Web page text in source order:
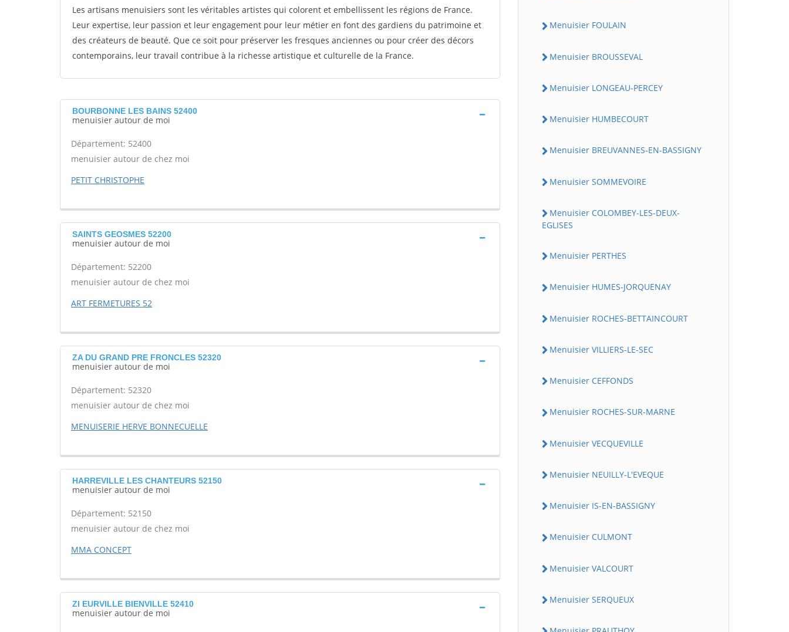
Les artisans menuisiers sont les véritables artistes qui colorent et embellissent les régions de France.
Leur expertise, leur passion et leur engagement pour leur métier en font des gardiens du patrimoine et
des créateurs de beauté. Que ce soit pour préserver les fresques anciennes ou pour créer des décors
contemporains, leur travail contribue à la richesse artistique et culturelle de la France.
BOURBONNE LES BAINS 52400
menuisier autour de moi
Département: 52400
menuisier autour de chez moi
PETIT CHRISTOPHE
SAINTS GEOSMES 52200
menuisier autour de moi
Département: 52200
menuisier autour de chez moi
ART FERMETURES 52
ZA DU GRAND PRE FRONCLES 52320
menuisier autour de moi
Département: 52320
menuisier autour de chez moi
MENUISERIE HERVE BONNECUELLE
HARREVILLE LES CHANTEURS 52150
menuisier autour de moi
Département: 52150
menuisier autour de chez moi
MMA CONCEPT
ZI EURVILLE BIENVILLE 52410
menuisier autour de moi
Menuisier FOULAIN
Menuisier BROUSSEVAL
Menuisier LONGEAU-PERCEY
Menuisier HUMBECOURT
Menuisier BREUVANNES-EN-BASSIGNY
Menuisier SOMMEVOIRE
Menuisier COLOMBEY-LES-DEUX-
EGLISES
Menuisier PERTHES
Menuisier HUMES-JORQUENAY
Menuisier ROCHES-BETTAINCOURT
Menuisier VILLIERS-LE-SEC
Menuisier CEFFONDS
Menuisier ROCHES-SUR-MARNE
Menuisier VECQUEVILLE
Menuisier NEUILLY-L'EVEQUE
Menuisier IS-EN-BASSIGNY
Menuisier CULMONT
Menuisier VALCOURT
Menuisier SERQUEUX